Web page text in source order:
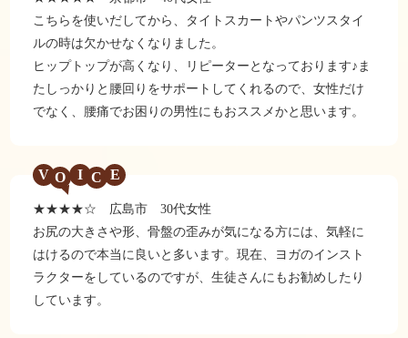
こちらを使いだしてから、タイトスカートやパンツスタイ
ルの時は欠かせなくなりました。
ヒップトップが高くなり、リピーターとなっております♪ま
たしっかりと腰回りをサポートしてくれるので、女性だけ
でなく、腰痛でお困りの男性にもおススメかと思います。
V I E
★★★★☆ 広島市 30代女性
お尻の大きさや形、骨盤の歪みが気になる方には、気軽に
はけるので本当に良いと多います。現在、ヨガのインスト
ラクターをしているのですが、生徒さんにもお勧めしたり
しています。